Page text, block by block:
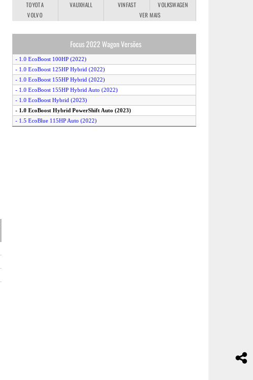
TOYOTA
VAUXHALL VINFAST
VOLKSWAGEN
VOLVO
VER MAIS
Focus 2022 Wagon Versões
- 1.0 EcoBoost 100HP (2022)
- 1.0 EcoBoost 125HP Hybrid (2022)
- 1.0 EcoBoost 155HP Hybrid (2022)
- 1.0 EcoBoost 155HP Hybrid Auto (2022)
- 1.0 EcoBoost Hybrid (2023)
- 1.0 EcoBoost Hybrid PowerShift Auto (2023)
- 1.5 EcoBlue 115HP Auto (2022)